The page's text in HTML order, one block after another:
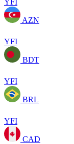
YFI
AZN
YFI
BDT
YFI
BRL
YFI
CAD